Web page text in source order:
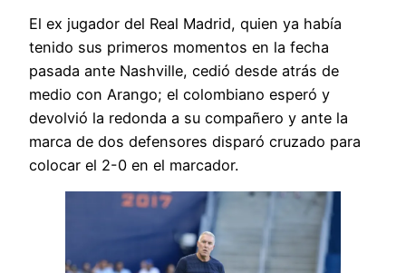
El ex jugador del Real Madrid, quien ya había
tenido sus primeros momentos en la fecha
pasada ante Nashville, cedió desde atrás de
medio con Arango; el colombiano esperó y
devolvió la redonda a su compañero y ante la
marca de dos defensores disparó cruzado para
colocar el 2-0 en el marcador.